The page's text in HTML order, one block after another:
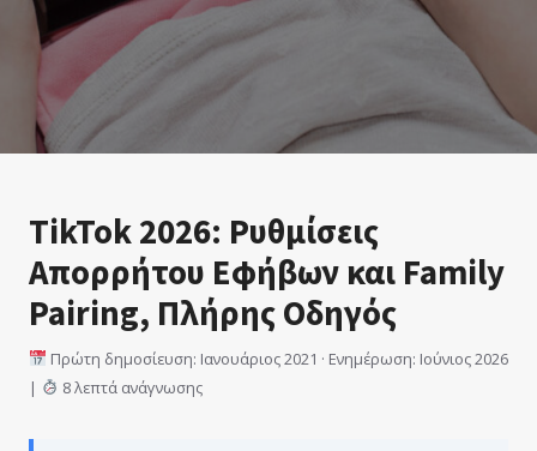
TikTok 2026: Ρυθμίσεις
Απορρήτου Εφήβων και Family
Pairing, Πλήρης Οδηγός
Πρώτη δημοσίευση: Ιανουάριος 2021 · Ενημέρωση: Ιούνιος 2026
|
8 λεπτά ανάγνωσης